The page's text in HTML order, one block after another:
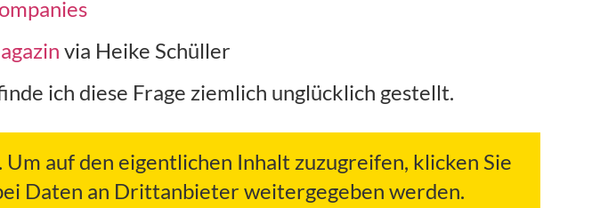
via Heike Schüller
ich diese Frage ziemlich unglücklich gestellt.
. Um auf den eigentlichen Inhalt zuzugreifen, klicken Sie
Daten an Drittanbieter weitergegeben werden.